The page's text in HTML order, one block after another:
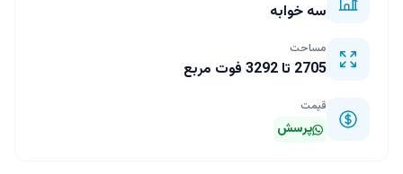
سه خوابه
مساحت
2705 تا 3292 فوت مربع
قیمت
پرسش